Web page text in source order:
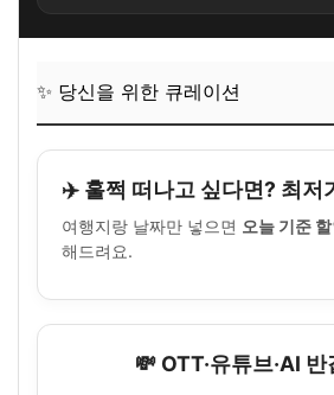
✨ 당신을 위한 큐레이션
✈️ 훌쩍 떠나고 싶다면? 최저
여행지랑 날짜만 넣으면 오늘 기준
해드려요.
💸 OTT·유튜브·AI